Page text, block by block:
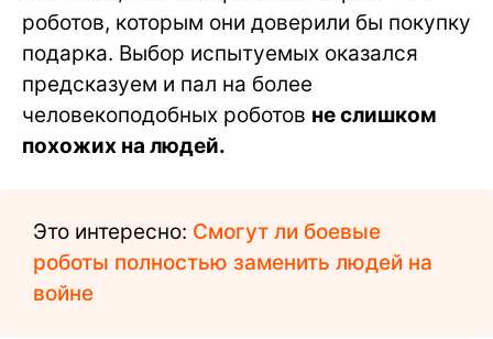
роботов, которым они доверили бы покупку
подарка. Выбор испытуемых оказался
предсказуем и пал на более
человекоподобных роботов не слишком
похожих на людей.
Это интересно: Смогут ли боевые
роботы полностью заменить людей на
войне